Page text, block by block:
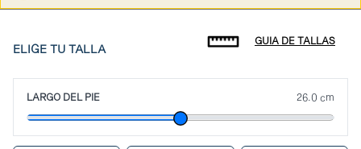
ELIGE TU TALLA
GUIA DE TALLAS
LARGO DEL PIE 26.0 cm